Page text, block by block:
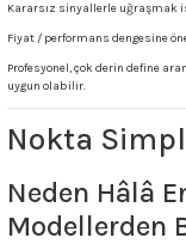
Kararsız sinyallerle uğraşmak
Fiyat / performans dengesine
Profesyonel, çok derin define
uygun olabilir.
Nokta
Neden Hâlâ
Modellerden